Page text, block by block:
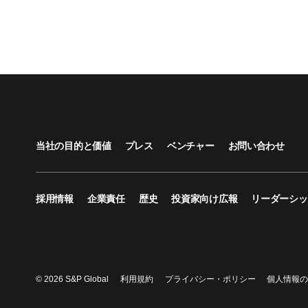
当社の目的と価値 プレス ベンチャー お問い合わせ
採用情報 企業責任 歴史 投資家向け広報 リーダーシ
© 2026 S&P Global 利用規約 プライバシー・ポリシー 個人情報